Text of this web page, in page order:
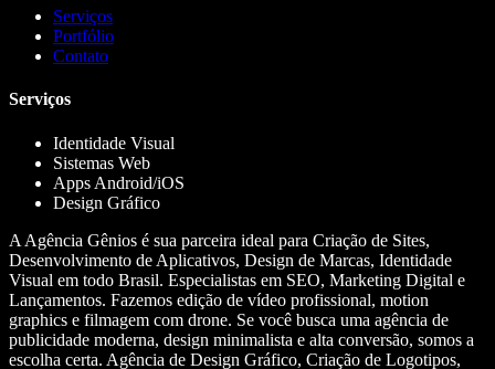
Serviços
Portfólio
Contato
Serviços
Identidade Visual
Sistemas Web
Apps Android/iOS
Design Gráfico
A Agência Gênios é sua parceira ideal para Criação de Sites,
Desenvolvimento de Aplicativos, Design de Marcas, Identidade
Visual em todo Brasil. Especialistas em SEO, Marketing Digital e
Lançamentos. Fazemos edição de vídeo profissional, motion
graphics e filmagem com drone. Se você busca uma agência de
publicidade moderna, design minimalista e alta conversão, somos a
escolha certa. Agência de Design Gráfico, Criação de Logotipos,